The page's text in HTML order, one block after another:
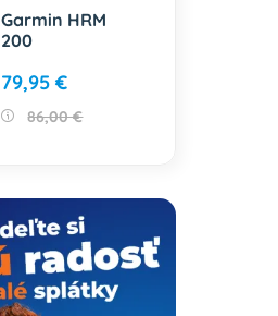
Garmin HRM
200
79,95 €
86,00 €